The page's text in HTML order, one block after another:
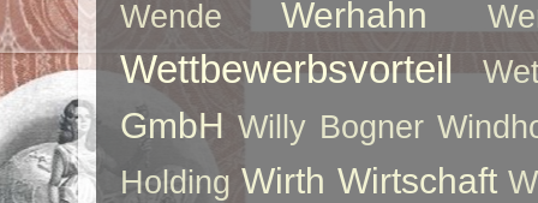
Wende Werhahn
Wettbewerbsvorteil
GmbH Willy Bogner
Holding Wirth Wirtschaft